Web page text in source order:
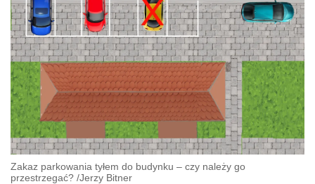
Zakaz parkowania tyłem do budynku – czy należy go
przestrzegać? /Jerzy Bitner